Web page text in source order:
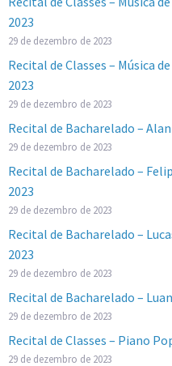
2023
29 de dezembro de 2023
Recital de Classes – Música
2023
29 de dezembro de 2023
Recital de Bacharelado –
29 de dezembro de 2023
Recital de Bacharelado –
2023
29 de dezembro de 2023
Recital de Bacharelado –
2023
29 de dezembro de 2023
Recital de Bacharelado –
29 de dezembro de 2023
Recital de Classes – Piano
29 de dezembro de 2023